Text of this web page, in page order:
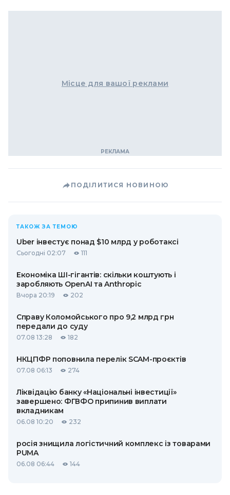
Місце для вашої реклами
ПОДІЛИТИСЯ НОВИНОЮ
ТАКОЖ ЗА ТЕМОЮ
Uber інвестує понад $10 млрд у роботаксі
Сьогодні 02:07 111
Економіка ШІ-гігантів: скільки коштують і
заробляють OpenAI та Anthropic
Вчора 20:19 202
Справу Коломойського про 9,2 млрд грн
передали до суду
07.08 13:28 182
НКЦПФР поповнила перелік SCAM-проєктів
07.08 06:13 274
Ліквідацію банку «Національні інвестиції»
завершено: ФГВФО припинив виплати
вкладникам
06.08 10:20 232
росія знищила логістичний комплекс із товарами
PUMA
06.08 06:44 144